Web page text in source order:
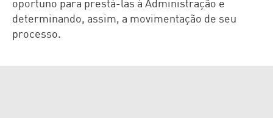
oportuno para prestá-las à Administração e
determinando, assim, a movimentação de seu
processo.